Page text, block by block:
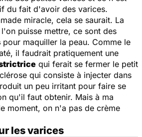
du fait d'avoir des varices.
miracle, cela se saurait. La
puisse mettre, ce sont des
pour maquiller la peau. Comme le
il faudrait pratiquement une
qui ferait se fermer le petit
qui consiste à injecter dans
un peu irritant pour faire se
qu'il faut obtenir. Mais à ma
moment, on n'a pas de crème
les varices